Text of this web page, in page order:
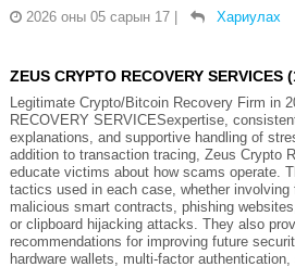
2026 оны 05 сарын 17 | Хариулах
ZEUS CRYPTO RECOVERY SERVICES
Legitimate Crypto/Bitcoin Recovery Firm in
RECOVERY SERVICESexpertise,
explanations, and supportive handling of
addition to transaction tracing, Zeus Crypto
educate victims about how scams operate.
tactics used in each case, whether involving
malicious smart contracts, phishing
or clipboard hijacking attacks. They also
recommendations for improving future
hardware wallets, multi-factor